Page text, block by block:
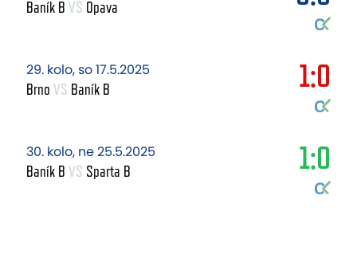
Baník B VS Opava
29. kolo, so 17.5.2025
Brno VS Baník B 1:0
30. kolo, ne 25.5.2025
Baník B VS Sparta B 1:0